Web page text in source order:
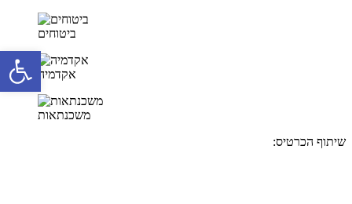
ביטוחים
אקדמיה
משכנתאות
שיתוף הכרטיס:
פתח